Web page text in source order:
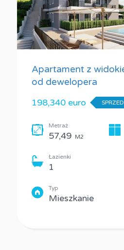
Apartament z
od dewelopera
198,340 euro
Metraż
57,49 M2
Łazienki
1
Typ
Mieszkanie